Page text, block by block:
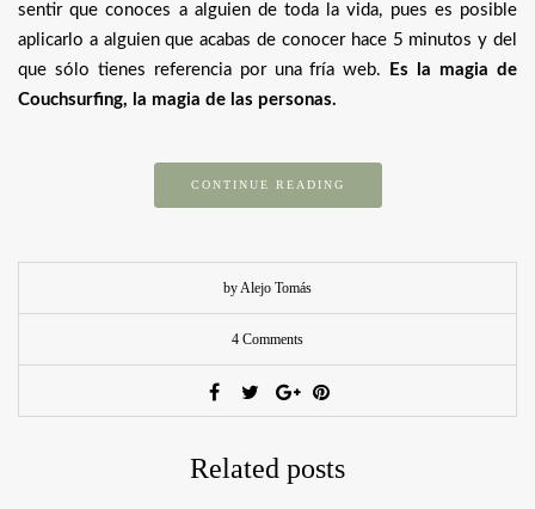
sentir que conoces a alguien de toda la vida, pues es posible
aplicarlo a alguien que acabas de conocer hace 5 minutos y del
que sólo tienes referencia por una fría web.
Es la magia de
Couchsurfing, la magia de las personas.
CONTINUE READING
by Alejo Tomás
4 Comments
Related posts